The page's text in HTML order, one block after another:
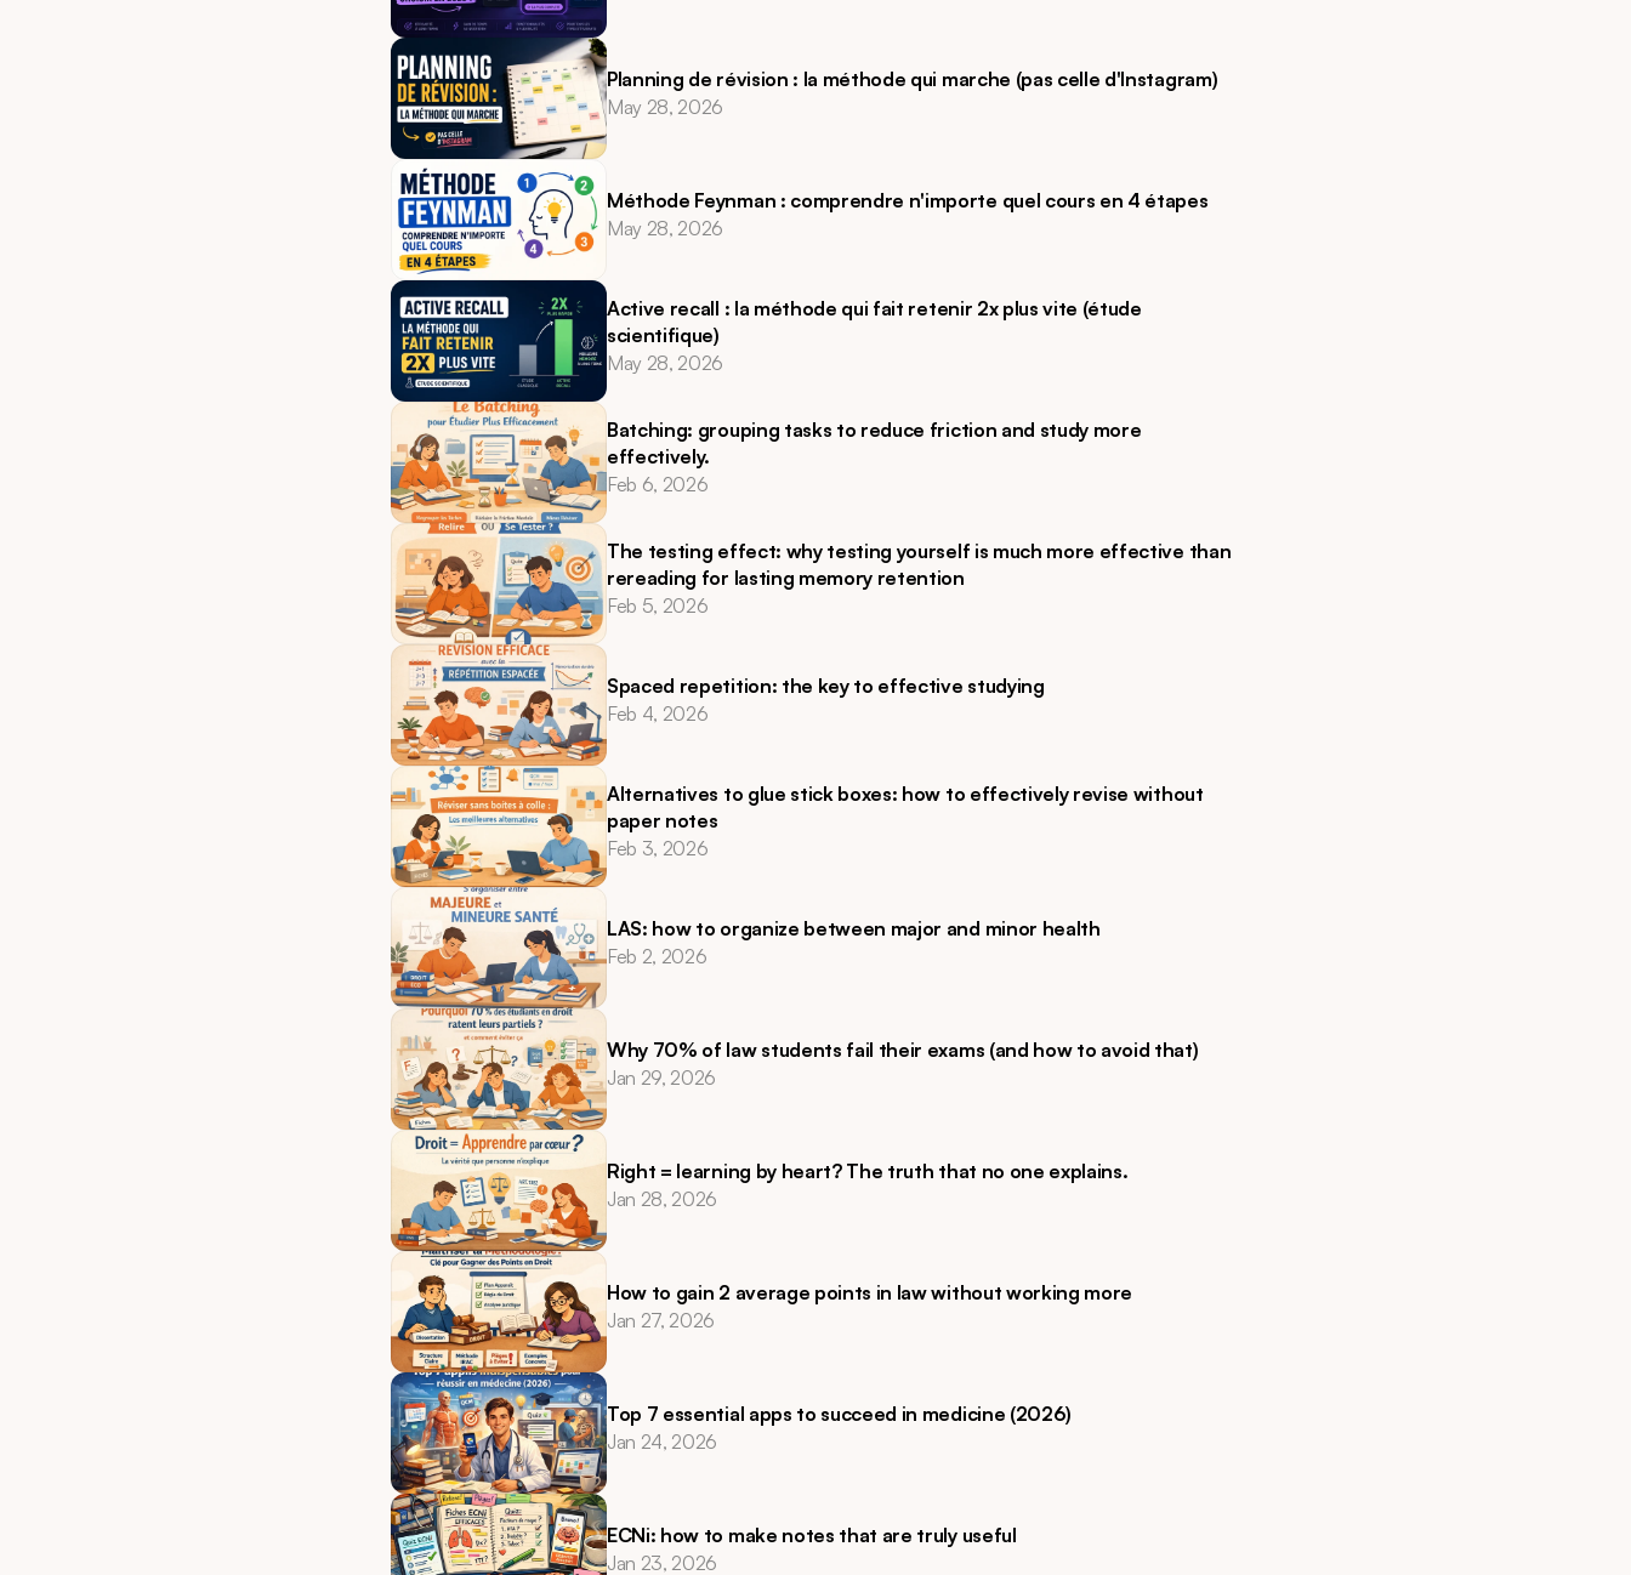
Planning de révision : la méthode qui marche (pas celle d'Instagram)
May 28, 2026
Méthode Feynman : comprendre n'importe quel cours en 4 étapes
May 28, 2026
Active recall : la méthode qui fait retenir 2x plus vite (étude
scientifique)
May 28, 2026
Batching: grouping tasks to reduce friction and study more
effectively.
Feb 6, 2026
The testing effect: why testing yourself is much more effective than
rereading for lasting memory retention
Feb 5, 2026
Spaced repetition: the key to effective studying
Feb 4, 2026
Alternatives to glue stick boxes: how to effectively revise without
paper notes
Feb 3, 2026
LAS: how to organize between major and minor health
Feb 2, 2026
Why 70% of law students fail their exams (and how to avoid that)
Jan 29, 2026
Right = learning by heart? The truth that no one explains.
Jan 28, 2026
How to gain 2 average points in law without working more
Jan 27, 2026
Top 7 essential apps to succeed in medicine (2026)
Jan 24, 2026
ECNi: how to make notes that are truly useful
Jan 23, 2026